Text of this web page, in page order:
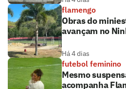
flamengo
Obras do
avançam no
Há 4 dias
futebol feminino
Mesmo
acompanha